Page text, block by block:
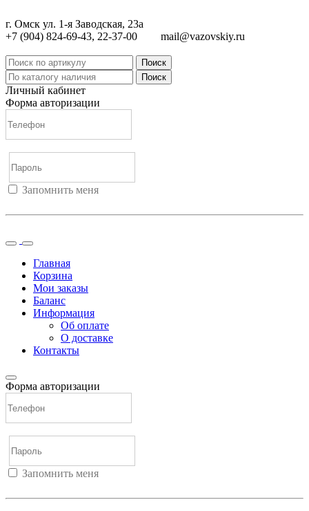
г. Омск ул. 1-я Заводская, 23а
+7 (904) 824-69-43, 22-37-00
mail@vazovskiy.ru
Поиск
Поиск
Личный кабинет
Форма авторизации
Запомнить меня
Главная
Корзина
Мои заказы
Баланс
Информация
Об оплате
О доставке
Контакты
Форма авторизации
Запомнить меня